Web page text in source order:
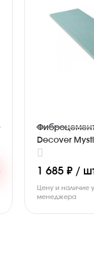
Decover
1 685 ₽ /
Цену и наличие
менеджера